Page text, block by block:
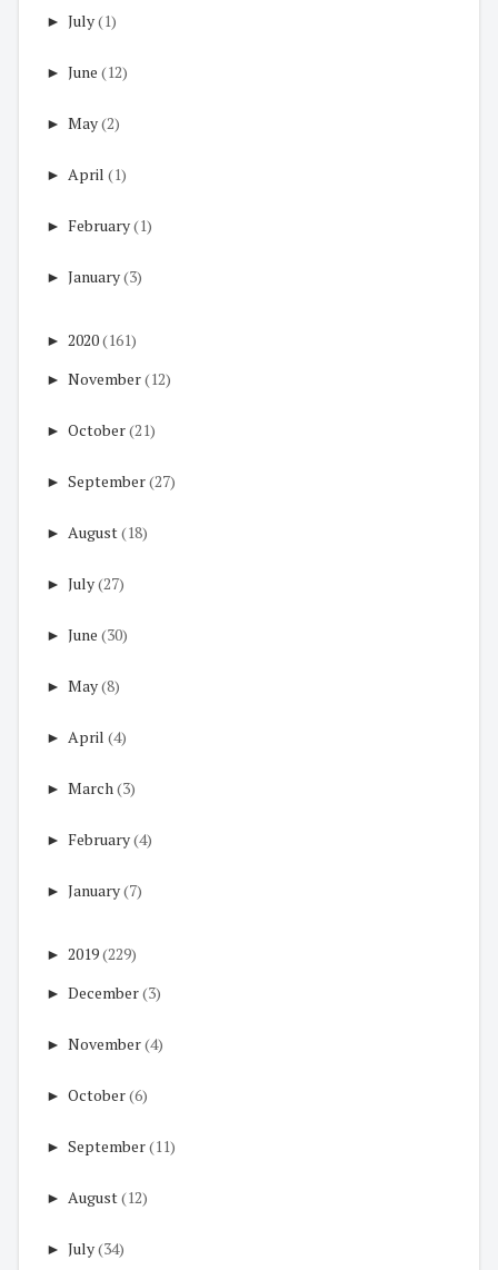
► July(1)
► June (12)
► May(2)
► April (1)
► February(1)
► January(3)
► 2020(161)
► November(12)
► October(21)
► September(27)
► August(18)
► July(27)
► June (30)
► May(8)
► April (4)
► March(3)
► February(4)
► January(7)
► 2019(229)
► December(3)
► November(4)
► October(6)
► September(11)
► August(12)
► July(34)